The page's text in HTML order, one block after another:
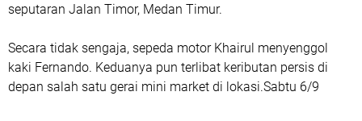
seputaran Jalan Timor, Medan Timur.
Secara tidak sengaja, sepeda motor Khairul menyenggol
kaki Fernando. Keduanya pun terlibat keributan persis di
depan salah satu gerai mini market di lokasi.Sabtu 6/9